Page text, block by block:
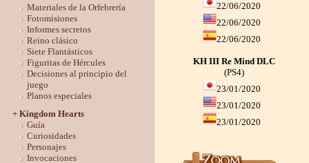
Materiales de la Orfebrería
Fotomisiones
Informes secretos
Reino clásico
Siete Flantásticos
Figuritas de Hércules
Decisiones al principio del
juego
Planos especiales
+ Kingdom Hearts
Guía
Curiosidades
Personajes
Invocaciones
22/06/2020
22/06/2020
22/06/2020
KH III Re Mind DLC
(PS4)
23/01/2020
23/01/2020
23/01/2020